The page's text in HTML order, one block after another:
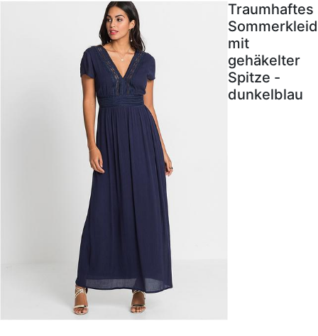
Traumhaftes
Sommerkleid
mit
gehäkelter
Spitze -
dunkelblau